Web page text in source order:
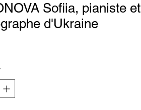
Sofiia, pianiste et
d'Ukraine
Prix